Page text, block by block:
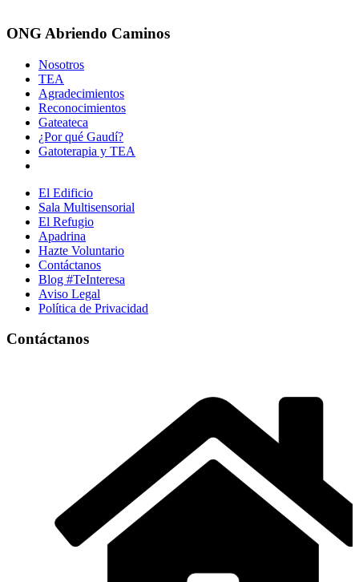
ONG Abriendo Caminos
Nosotros
TEA
Agradecimientos
Reconocimientos
Gateateca
¿Por qué Gaudí?
Gatoterapia y TEA
El Edificio
Sala Multisensorial
El Refugio
Apadrina
Hazte Voluntario
Contáctanos
Blog #TeInteresa
Aviso Legal
Política de Privacidad
Contáctanos